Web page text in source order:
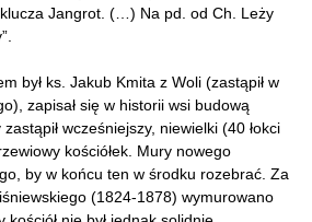
Jangrot. (…) Na pd. od Ch. Leży
był ks. Jakub Kmita z Woli (zastąpił w
zapisał się w historii wsi budową
wcześniejszy, niewielki (40 łokci
kościółek. Mury nowego
by w końcu ten w środku rozebrać. Za
(1824-1878) wymurowano